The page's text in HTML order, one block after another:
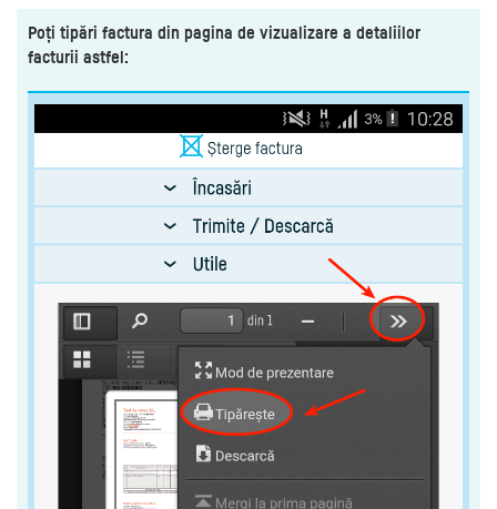
Poți tipări factura din pagina de vizualizare a detaliilor
facturii astfel: